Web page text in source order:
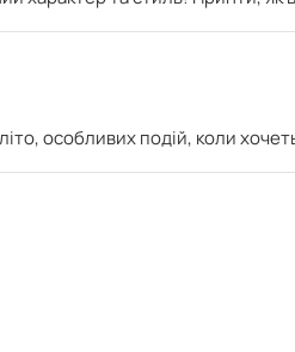
особливих подій, коли